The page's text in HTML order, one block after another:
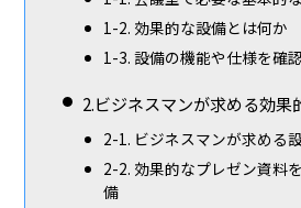
1-2. 効果的な設備とは何か
1-3. 設備の機能や仕様を確
2.ビジネスマンが求める効果
2-1. ビジネスマンが求める
2-2. 効果的なプレゼン資料
備